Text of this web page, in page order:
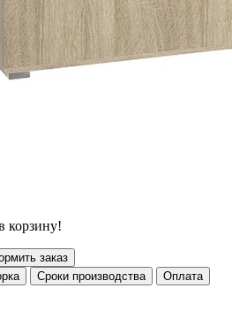
корзину!
заказ
Сроки производства
Оплата